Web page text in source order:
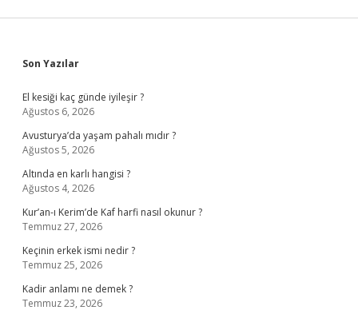
Sidebar
Son Yazılar
El kesiği kaç günde iyileşir ?
Ağustos 6, 2026
Avusturya’da yaşam pahalı mıdır ?
Ağustos 5, 2026
Altında en karlı hangisi ?
Ağustos 4, 2026
Kur’an-ı Kerim’de Kaf harfi nasıl okunur ?
Temmuz 27, 2026
Keçinin erkek ismi nedir ?
Temmuz 25, 2026
Kadir anlamı ne demek ?
Temmuz 23, 2026